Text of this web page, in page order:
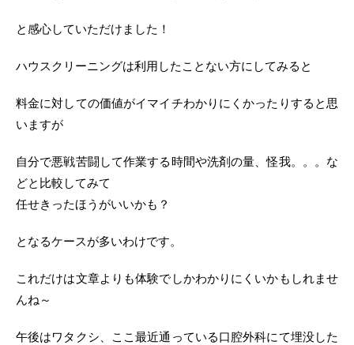
と感心していただけました！
ハウスクリーニングは利用したことない方にしてみると
料金に対しての価値がイマイチわかりにくかったりすると思
いますが
自分で悪戦苦闘して作業する時間や洗剤の量、怪我。。。な
どと比較してみて
任せきったほうがいいかも？
となるケースが多いわけです。
これだけは文章よりも体験でしかわかりにくいかもしれませ
んね～
午後はワタクシ、ここ最近通っている口腔外科にて埋没した